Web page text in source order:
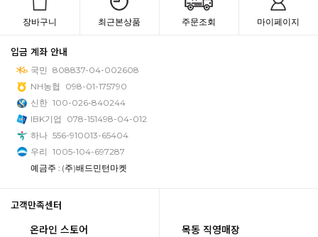
장바구니 최근본상품 주문조회 마이페이지
입금 계좌 안내
국민 808837-04-002608
NH농협
098-01-175790
신한 100-026-840244
IBK기업
078-151498-04-012
하나 556-910013-65404
우리 1005-104-697287
예금주 : (주)배드민턴마켓
고객만족센터
온라인 스토어
목동 직영매장